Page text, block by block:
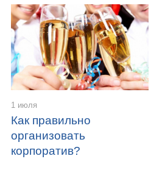
1 июля
Как правильно
организовать
корпоратив?